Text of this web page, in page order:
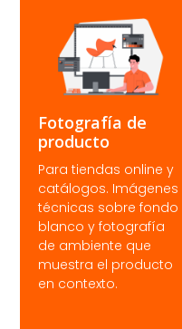
Fotografía de
producto
Para tiendas online y
catálogos. Imágenes
técnicas sobre fondo
blanco y fotografía
de ambiente que
muestra el producto
en contexto.